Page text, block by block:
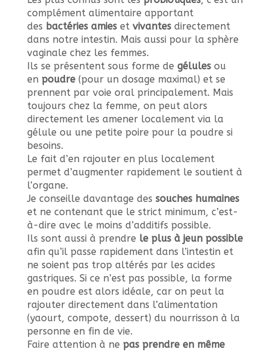
complément alimentaire apportant
des bactéries amieset vivantesdirectement
dans notre intestin. Mais aussi pour la sphère
vaginale chez les femmes.
Ils se présentent sous forme de gélulesou
en poudre (pour un dosage maximal) et se
prennent par voie oral principalement. Mais
toujours chez la femme, on peut alors
directement les amener localement via la
gélule ou une petite poire pour la poudre si
besoins.
Le fait d’en rajouter en plus localement
permet d’augmenter rapidement le soutient à
l’organe.
Je conseille davantage des souches humaines
et ne contenant que le strict minimum, c’est-
à-dire avec le moins d’additifs possible.
Ils sont aussi à prendre le plus à jeun possible
afin qu’il passe rapidement dans l’intestin et
ne soient pas trop altérés par les acides
gastriques. Si ce n’est pas possible, la forme
en poudre est alors idéale, car on peut la
rajouter directement dans l’alimentation
(yaourt, compote, dessert) du nourrisson à la
personne en fin de vie.
Faire attention à ne pas prendre en même